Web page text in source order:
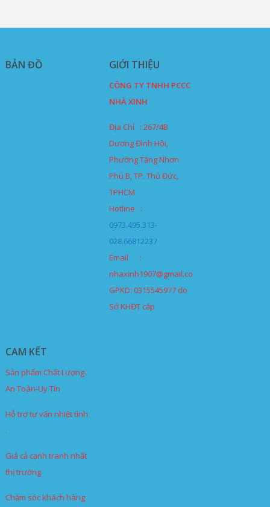
BẢN ĐỒ GIỚI THIỆU
CÔNG TY TNHH PCCC
NHÀ XINH
Địa Chỉ : 267/4B
Dương Đình Hội,
Phường Tăng Nhơn
Phú B, TP. Thủ Đức,
TPHCM
Hotline :
0973.495.313-
028.66812237
Email :
nhaxinh1907@gmail.com
GPKD: 0315545977 do
Sở KHĐT cấp
CAM KẾT
Sản phẩm Chất Lượng-
An Toàn-Uy Tín
Hỗ trợ tư vấn nhiệt tình
.
Giá cả cạnh tranh nhất
thị trường
Chăm sóc khách hàng